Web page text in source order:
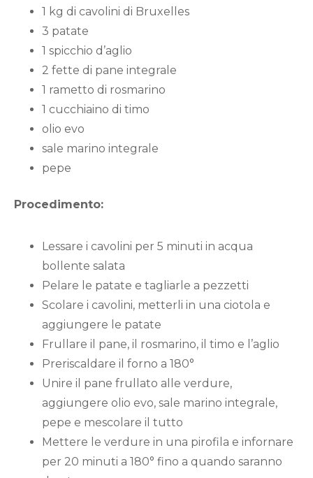
1 kg di cavolini di Bruxelles
3 patate
1 spicchio d’aglio
2 fette di pane integrale
1 rametto di rosmarino
1 cucchiaino di timo
olio evo
sale marino integrale
pepe
Procedimento:
Lessare i cavolini per 5 minuti in acqua
bollente salata
Pelare le patate e tagliarle a pezzetti
Scolare i cavolini, metterli in una ciotola e
aggiungere le patate
Frullare il pane, il rosmarino, il timo e l’aglio
Preriscaldare il forno a 180°
Unire il pane frullato alle verdure,
aggiungere olio evo, sale marino integrale,
pepe e mescolare il tutto
Mettere le verdure in una pirofila e infornare
per 20 minuti a 180° fino a quando saranno